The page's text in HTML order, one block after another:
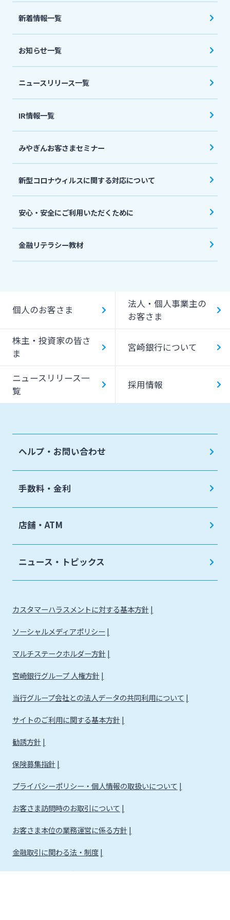
法人・個人事業主のお客さま
宮崎銀行について
ニュースリリース一覧
採用情報
お問い合わせ先一覧
新着情報一覧
お知らせ一覧
ニュースリリース一覧
IR情報一覧
みやぎんお客さまセミナー
新型コロナウィルスに関する対応について
安心・安全にご利用いただくために
金融リテラシー教材
個人のお客さま
法人・個人事業主の
お客さま
株主・投資家の皆さ
ま
宮崎銀行について
ニュースリリース一
覧
採用情報
ヘルプ・お問い合わせ
手数料・金利
店舗・ATM
ニュース・トピックス
カスタマーハラスメントに対する基本方針
ソーシャルメディアポリシー
マルチステークホルダー方針
宮崎銀行グループ 人権方針
当行グループ会社との法人データの共同利用について
サイトのご利用に関する基本方針
勧誘方針
保険募集指針
プライバシーポリシー・個人情報の取扱いについて
お客さま訪問時のお取引について
お客さま本位の業務運営に係る方針
金融取引に関わる法・制度
金融取引に関わる方針